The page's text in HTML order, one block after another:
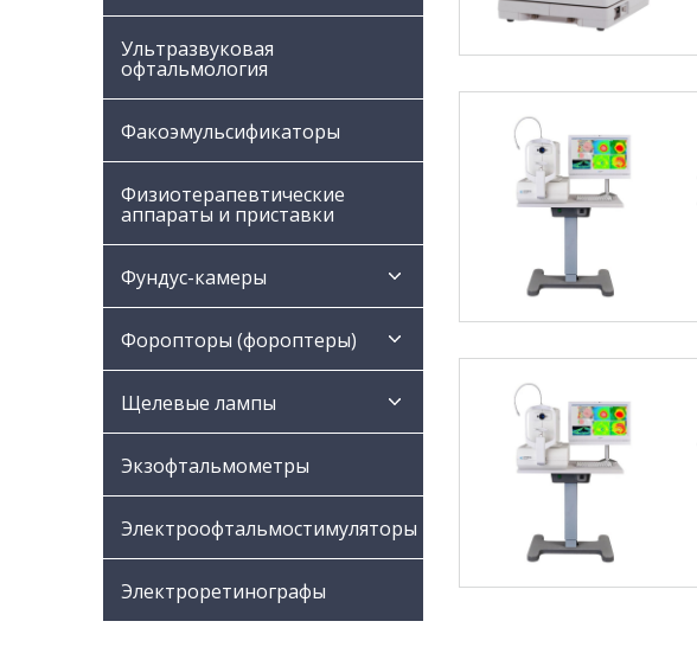
Ультразвуковая
офтальмология
Факоэмульсификаторы
Физиотерапевтические
аппараты и приставки
Фундус-камеры
Форопторы (фороптеры)
Щелевые лампы
Экзофтальмометры
Электроофтальмостимуляторы
Электроретинографы